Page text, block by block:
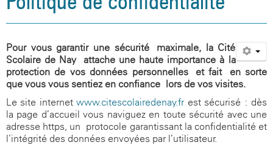
Agenda
Aides financières
L'occitan
Sections sportives handball et rugby
Site internet du CDI
Association sportive
Le foyer
Santé, social et citoyenneté
Assistante sociale
Citoyenneté
CESC
Blog médiation par les pairs
Sécurité
Orientation
Examens / Résultats
Documents utiles
Visite virtuelle du collège
Galerie photos
Restauration et hébergement
Inscriptions au lycée
L'internat
La seconde
Prépa Sciences Po
Option EPS
Option Langues et Cultures de l'Antiquité
Option Sciences et Laboratoire
Présentation
Site internet du CDI
Vie associative
La Maison Des Lycéens
Santé, social et citoyenneté
Espace santé
Assistante sociale
Citoyenneté
Orientation et examens
Orientation & APB
Examens / Résultats
Documents utiles
Anciens élèves
Informations légales
Pour vous garantir une sécurité maximale, la Cité
Scolaire de Nay attache une haute importance à la
protection de vos données personnelles et fait en sorte
que vous vous sentiez en confiance lors de vos visites.
Le site internetwww.citescolairedenay.frest sécurisé : dès
la page d’accueil vous naviguez en toute sécurité avec une
adresse https, un protocole garantissant la confidentialité et
l’intégrité des données envoyées par l’utilisateur.